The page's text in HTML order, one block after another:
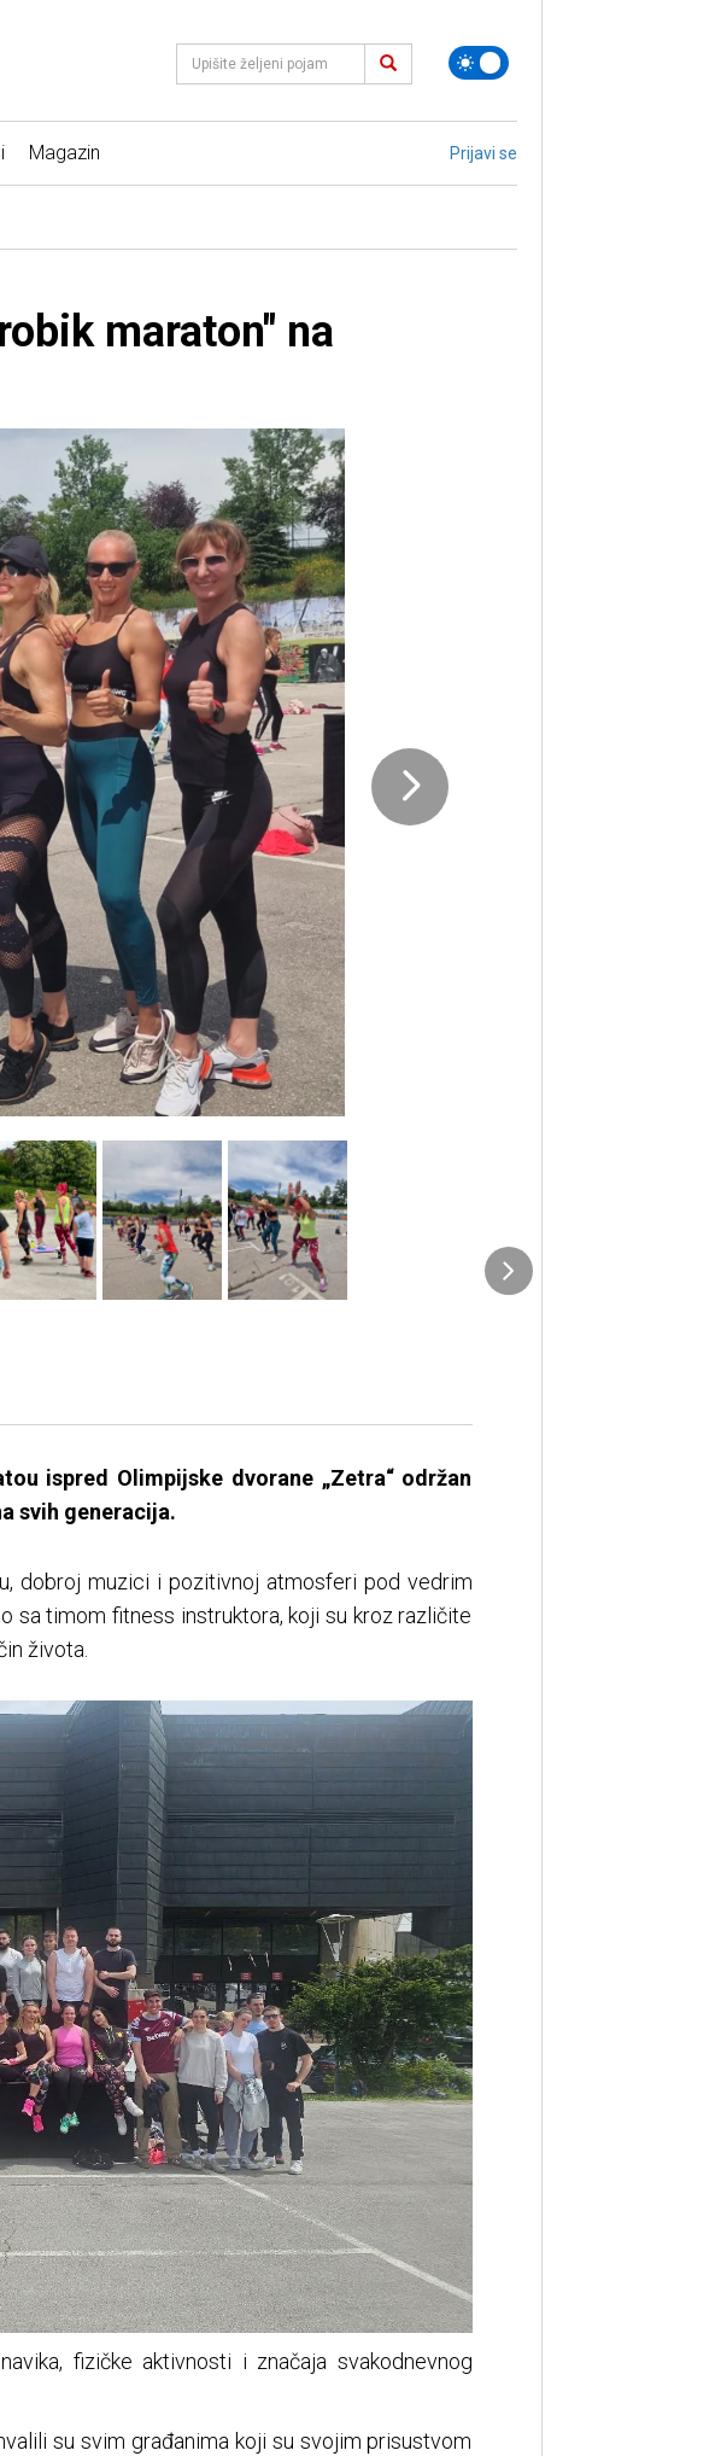
Magazin Prijavi se
maraton" na
ispred Olimpijske dvorane „Zetra“ održan
svih generacija.
dobroj muzici i pozitivnoj atmosferi pod vedrim
sa timom fitness instruktora, koji su kroz različite
života.
fizičke aktivnosti i značaja svakodnevnog
su svim građanima koji su svojim prisustvom